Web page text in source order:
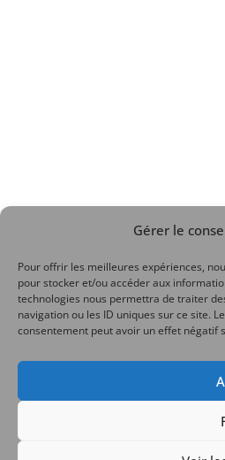
Gérer le
Pour offrir les meilleures expériences,
pour stocker et/ou accéder aux
technologies nous permettra de traiter
navigation ou les ID uniques sur ce site.
consentement peut avoir un effet négatif